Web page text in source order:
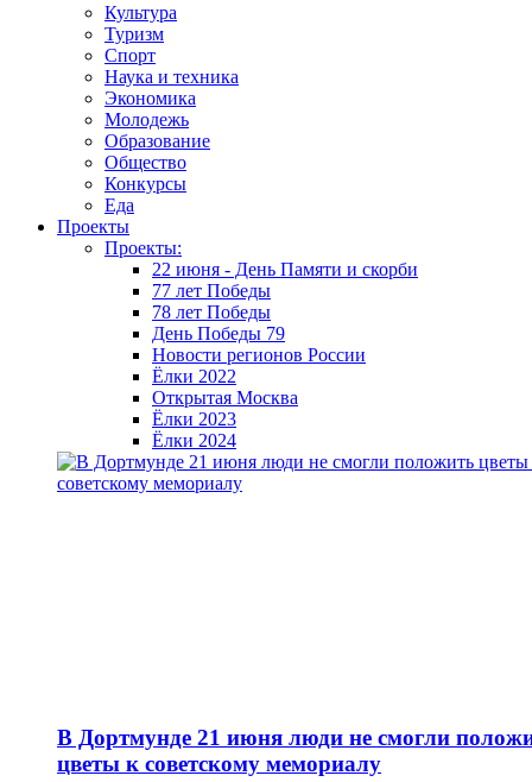
Культура
Туризм
Спорт
Наука и техника
Экономика
Молодежь
Образование
Общество
Конкурсы
Еда
Проекты
Проекты:
22 июня - День Памяти и скорби
77 лет Победы
78 лет Победы
День Победы 79
Новости регионов России
Ёлки 2022
Открытая Москва
Ёлки 2023
Ёлки 2024
В Дортмунде 21 июня люди не смогли
цветы к советскому мемориалу